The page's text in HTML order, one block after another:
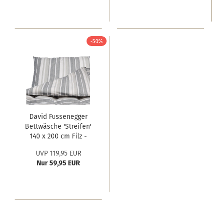
-50%
David Fussenegger
Bettwäsche 'Streifen'
140 x 200 cm Filz -
UVP 119,95 EUR
Nur 59,95 EUR